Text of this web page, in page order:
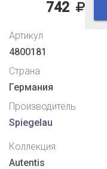
742
Артикул
4800181
Страна
Германия
Производитель
Spiegelau
Коллекция
Autentis